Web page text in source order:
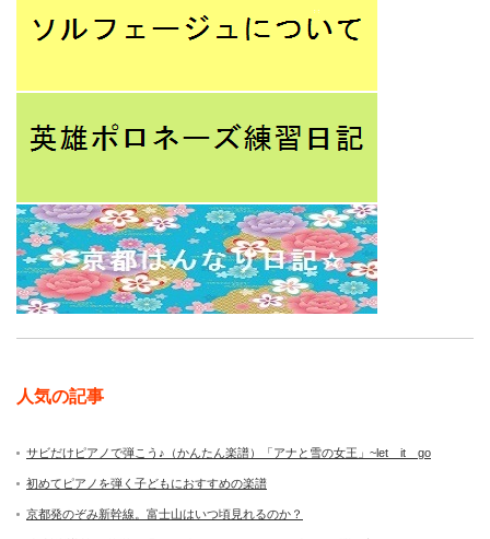
人気の記事
サビだけピアノで弾こう♪（かんたん楽譜）「アナと雪の女王」~let it go
初めてピアノを弾く子どもにおすすめの楽譜
京都発のぞみ新幹線。富士山はいつ頃見れるのか？